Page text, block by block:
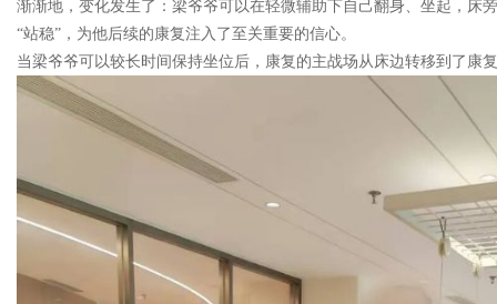
渐渐地，变化发生了：梁爷爷可以在轻微辅助下自己翻身、坐起，床
“站稳”，为他后续的康复注入了至关重要的信心。
当梁爷爷可以较长时间保持坐位后，康复的主战场从床边转移到了康